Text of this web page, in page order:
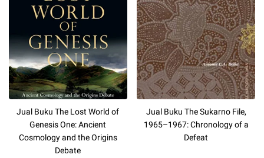
Jual Buku The Lost World of
Genesis One: Ancient
Cosmology and the Origins
Debate
Jual Buku The Sukarno File,
1965–1967: Chronology of a
Defeat